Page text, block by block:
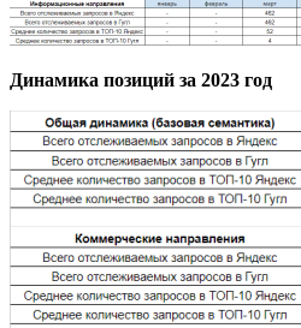
Динамика позиций за 2023 год